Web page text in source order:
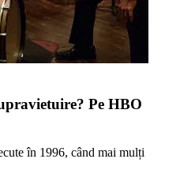
Pe HBO
în 1996, când mai mulți